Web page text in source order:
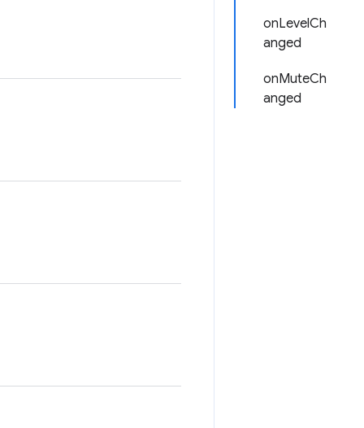
onLevelCh
anged
onMuteCh
anged